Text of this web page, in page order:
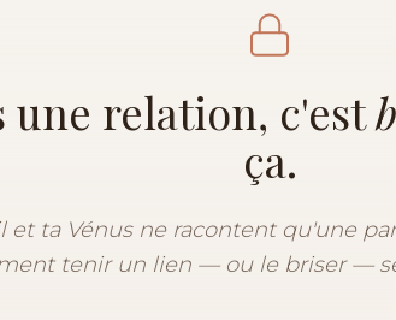
une relation, c'est
ça.
et ta Vénus ne racontent qu'une
tenir un lien — ou le briser —